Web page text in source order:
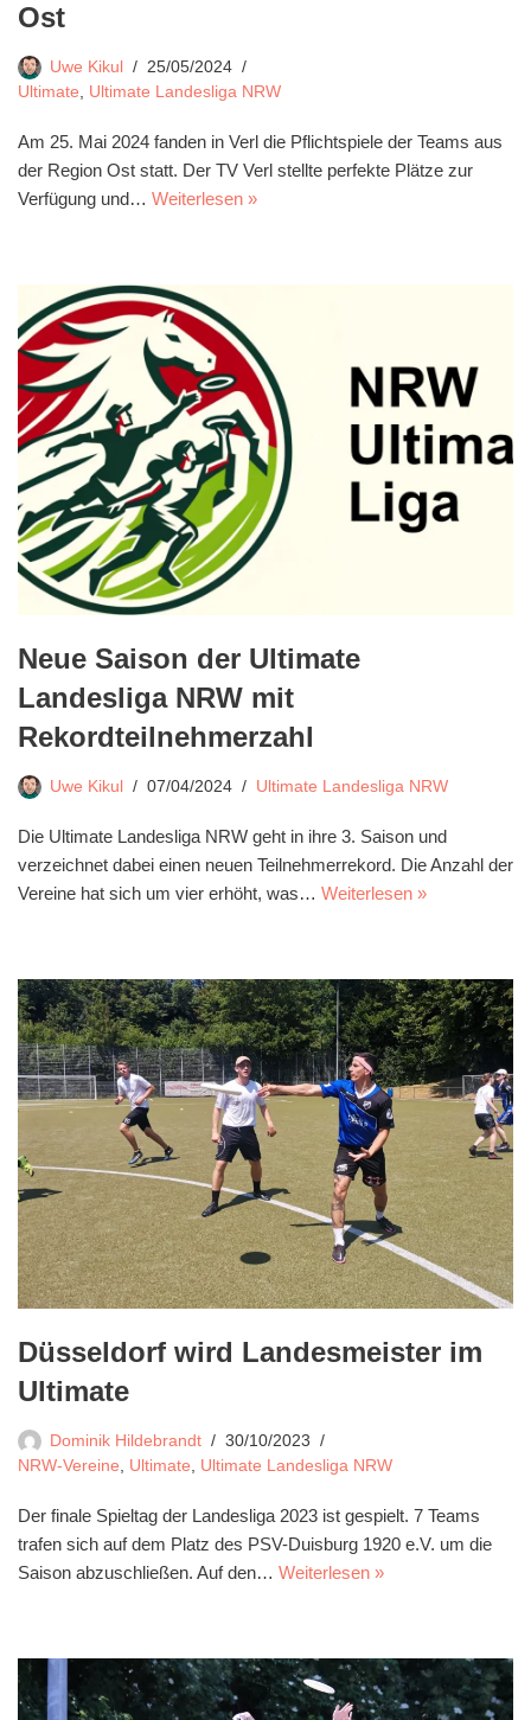
Ost
Uwe Kikul
25/05/2024
Ultimate, Ultimate Landesliga NRW
Am 25. Mai 2024 fanden in Verl die Pflichtspiele der Teams aus
der Region Ost statt. Der TV Verl stellte perfekte Plätze zur
Verfügung und… Weiterlesen »
Neue Saison der Ultimate
Landesliga NRW mit
Rekordteilnehmerzahl
Uwe Kikul 07/04/2024 Ultimate Landesliga NRW
Die Ultimate Landesliga NRW geht in ihre 3. Saison und
verzeichnet dabei einen neuen Teilnehmerrekord. Die Anzahl der
Vereine hat sich um vier erhöht, was… Weiterlesen »
Düsseldorf wird Landesmeister im
Ultimate
Dominik Hildebrandt
30/10/2023
NRW-Vereine
Ultimate Ultimate Landesliga NRW
Der finale Spieltag der Landesliga 2023 ist gespielt. 7 Teams
trafen sich auf dem Platz des PSV-Duisburg 1920 e.V. um die
Saison abzuschließen. Auf den… Weiterlesen »